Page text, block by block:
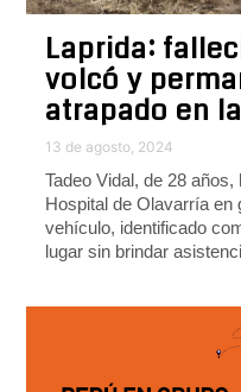
Laprida:
volcó y
atrapado en
13 de agosto, 2024
Tadeo Vidal, de 28
Hospital de Olavarría en
vehículo, identificado
lugar sin brindar